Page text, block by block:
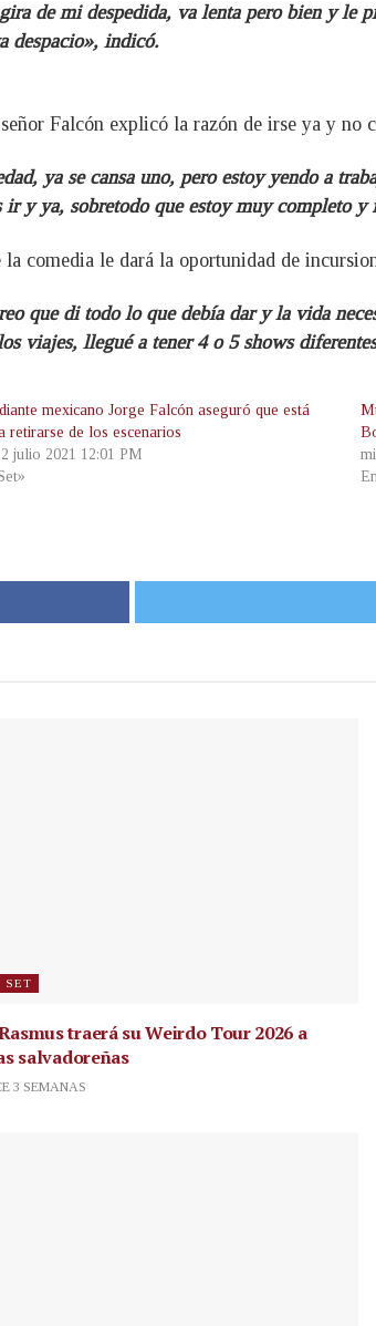
de mi despedida, va lenta pero bien y le
despacio», indicó.
Falcón explicó la razón de irse ya y no
ya se cansa uno, pero estoy yendo a
ir y ya, sobretodo que estoy muy completo
comedia le dará la oportunidad de
que di todo lo que debía dar y la vida
viajes, llegué a tener 4 o 5 shows
mexicano Jorge Falcón aseguró que está
retirarse de los escenarios
julio 2021 12:01 PM
SET
traerá su Weirdo Tour 2026 a
salvadoreñas
3 SEMANAS